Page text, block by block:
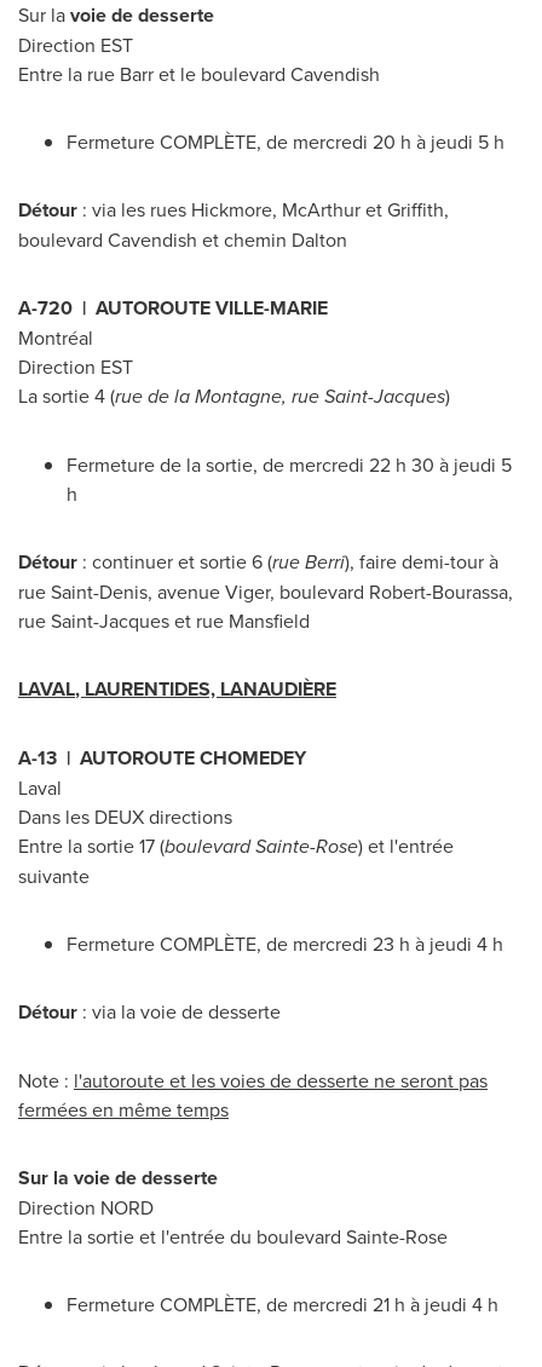
Sur lavoie de desserte
Direction EST
Entre la rue Barr et le boulevard Cavendish
Fermeture COMPLÈTE, de mercredi 20 h à jeudi 5 h
Détour : via les rues Hickmore, McArthur et Griffith,
boulevard Cavendish et chemin Dalton
A-720 | AUTOROUTEVILLE-MARIE
Montréal
Direction EST
La sortie 4 (rue de la Montagne, rueSaint-Jacques)
Fermeture de la sortie, de mercredi 22 h 30 à jeudi 5
h
Détour : continuer et sortie 6 (rue Berri), faire demi-tour à
rue Saint-Denis, avenue Viger, boulevard Robert-Bourassa,
rueSaint-Jacqueset rue Mansfield
LAVAL, LAURENTIDES, LANAUDIÈRE
A-13 | AUTOROUTECHOMEDEY
Laval
Dans les DEUX directions
Entre la sortie 17 (boulevardSainte-Rose) et l'entrée
suivante
Fermeture COMPLÈTE, de mercredi 23 h à jeudi 4 h
Détour : via la voie de desserte
Note : l'autoroute et les voies de desserte ne seront pas
fermées en même temps
Sur la voie de desserte
Direction NORD
Entre la sortie et l'entrée du boulevard Sainte-Rose
Fermeture COMPLÈTE, de mercredi 21 h à jeudi 4 h